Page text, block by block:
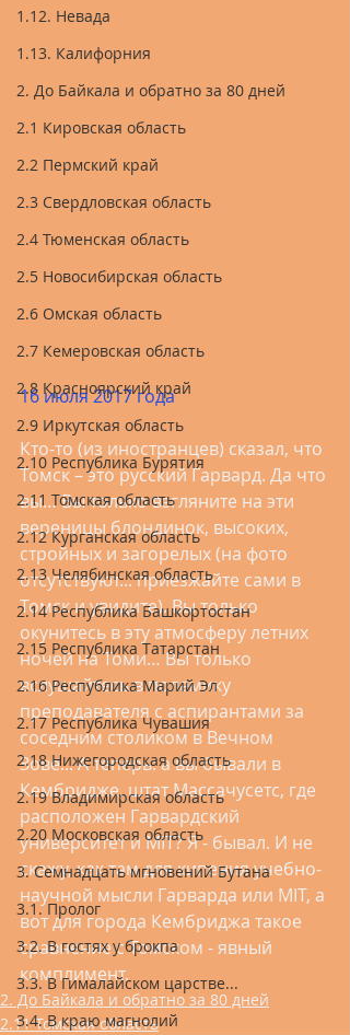
1.12. Невада
1.13. Калифорния
2. До Байкала и обратно за 80 дней
2.1 Кировская область
2.2 Пермский край
2.3 Свердловская область
2.4 Тюменская область
2.5 Новосибирская область
2.6 Омская область
2.7 Кемеровская область
2.8 Красноярский край
2.9 Иркутская область
2.10 Республика Бурятия
2.11 Томская область
2.12 Курганская область
2.13 Челябинская область
2.14 Республика Башкортостан
2.15 Республика Татарстан
2.16 Республика Марий Эл
2.17 Республика Чувашия
2.18 Нижегородская область
2.19 Владимирская область
2.20 Московская область
3. Семнадцать мгновений Бутана
3.1. Пролог
3.2. В гостях у брокпа
3.3. В Гималайском царстве...
3.4. В краю магнолий
16 июля 2017 года
Кто-то (из иностранцев) сказал, что
Томск – это русский Гарвард. Да что
вы… Вы только взгляните на эти
вереницы блондинок, высоких,
стройных и загорелых (на фото
отсутствуют... приезжайте сами в
Томск и увидите). Вы только
окунитесь в эту атмосферу летних
ночей на Томи… Вы только
вслушайтесь в полемику
преподавателя с аспирантами за
соседним столиком в Вечном
Зове... А теперь: а вы бывали в
Кембридже, штат Массачусетс, где
расположен Гарвардский
университет и MIT? Я - бывал. И не
скажу, как там для кипения учебно-
научной мысли Гарварда или MIT, а
вот для города Кембриджа такое
сравнение с Томском - явный
комплимент.
2. До Байкала и обратно за 80 дней
2.11 Томская область